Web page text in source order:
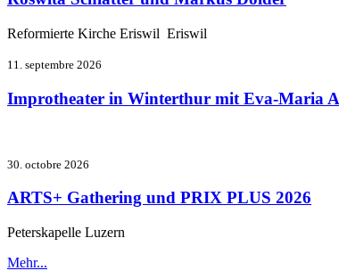
Reformierte Kirche Eriswil Eriswil
11. septembre 2026
Improtheater in Winterthur mit Eva-Maria
30. octobre 2026
ARTS+ Gathering und PRIX PLUS 2026
Peterskapelle Luzern
Mehr...